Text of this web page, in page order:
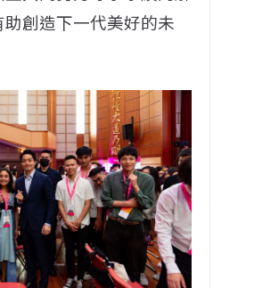
創造下一代美好的未